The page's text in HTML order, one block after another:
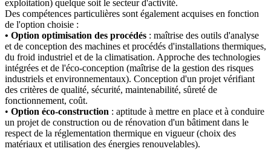
exploitation) quelque soit le secteur d'activité.
Des compétences particulières sont également acquises en fonction
de l'option choisie :
• Option optimisation des procédés : maîtrise des outils d'analyse
et de conception des machines et procédés d'installations thermiques,
du froid industriel et de la climatisation. Approche des technologies
intégrées et de l'éco-conception (maîtrise de la gestion des risques
industriels et environnementaux). Conception d'un projet vérifiant
des critères de qualité, sécurité, maintenabilité, sûreté de
fonctionnement, coût.
• Option éco-construction : aptitude à mettre en place et à conduire
un projet de construction ou de rénovation d'un bâtiment dans le
respect de la réglementation thermique en vigueur (choix des
matériaux et utilisation des énergies renouvelables).